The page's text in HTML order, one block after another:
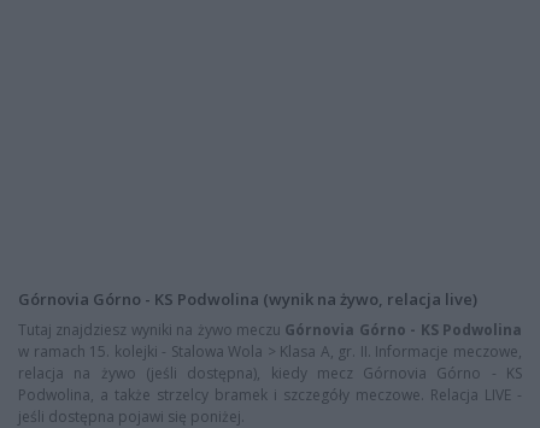
Górnovia Górno - KS Podwolina (wynik na żywo, relacja live)
Tutaj znajdziesz wyniki na żywo meczu Górnovia Górno - KS Podwolina
w ramach 15. kolejki - Stalowa Wola > Klasa A, gr. II. Informacje meczowe,
relacja na żywo (jeśli dostępna), kiedy mecz Górnovia Górno - KS
Podwolina, a także strzelcy bramek i szczegóły meczowe. Relacja LIVE -
jeśli dostępna pojawi się poniżej.